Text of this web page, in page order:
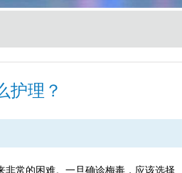
护理？
非常的困难。一旦确诊梅毒，应该选择